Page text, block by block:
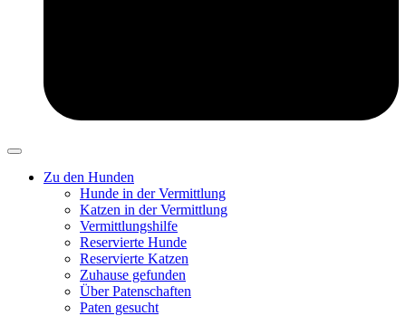
Zu den Hunden
Hunde in der Vermittlung
Katzen in der Vermittlung
Vermittlungshilfe
Reservierte Hunde
Reservierte Katzen
Zuhause gefunden
Über Patenschaften
Paten gesucht